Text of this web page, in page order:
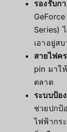
รองรับก
Series)
เอาอยู่สบ
สายไฟค
pin มาใ
ตลาด
ระบบป้อ
ช่วยปกป้
ไฟฟ้ากร